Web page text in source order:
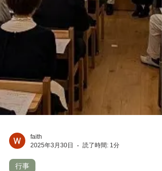
faith
2025年3月30日